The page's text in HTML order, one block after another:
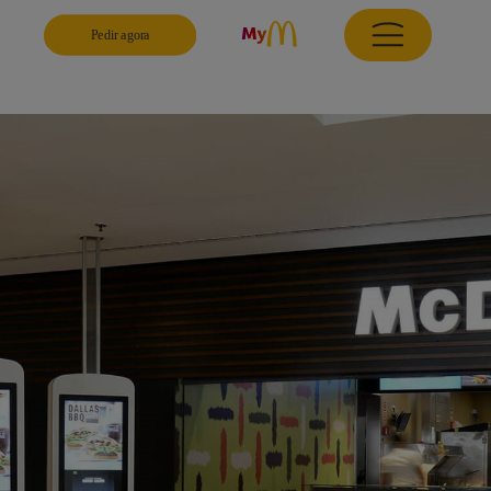
Pedir agora